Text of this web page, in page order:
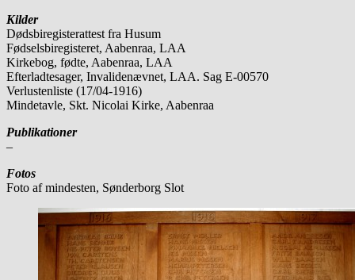
Kilder
Dødsbiregisterattest fra Husum
Fødselsbiregisteret, Aabenraa, LAA
Kirkebog, fødte, Aabenraa, LAA
Efterladtesager, Invalidenævnet, LAA. Sag E-00570
Verlustenliste (17/04-1916)
Mindetavle, Skt. Nicolai Kirke, Aabenraa
Publikationer
–
Fotos
Foto af mindesten, Sønderborg Slot